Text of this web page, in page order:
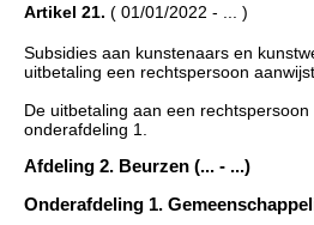
Artikel 21. ( 01/01/2022 - ... )
Subsidies aan kunstenaars en
uitbetaling een rechtspersoon aanwijst.
De uitbetaling aan een
onderafdeling 1.
Afdeling 2. Beurzen (... - ...)
Onderafdeling 1.